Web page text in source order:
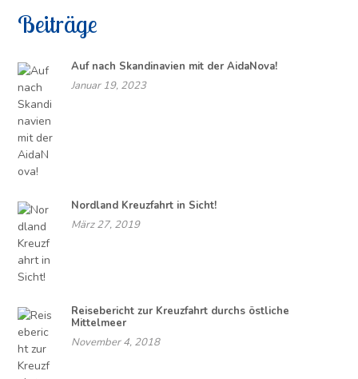
Beiträge
Auf nach Skandinavien mit der AidaNova!
Januar 19, 2023
Nordland Kreuzfahrt in Sicht!
März 27, 2019
Reisebericht zur Kreuzfahrt durchs östliche
Mittelmeer
November 4, 2018